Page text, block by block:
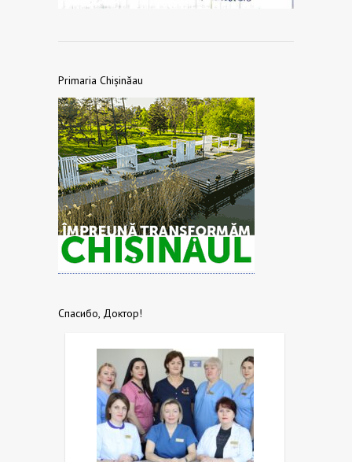
Primaria Chișinăau
Спасибо, Доктор!